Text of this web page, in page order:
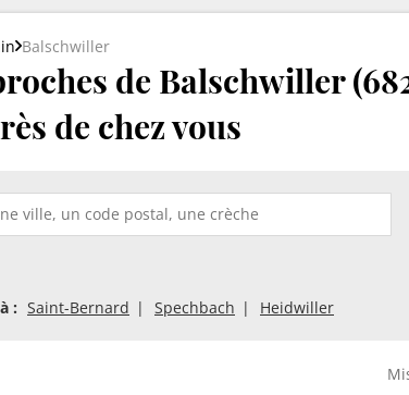
Balschwiller
de Balschwiller
de chez vous
: Saint-Bernard Spechbach Heidwiller